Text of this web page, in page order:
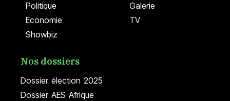
Politique
Economie
Showbiz
Galerie
TV
Dossier élection 2025
Dossier AES Afrique
Nos dossiers